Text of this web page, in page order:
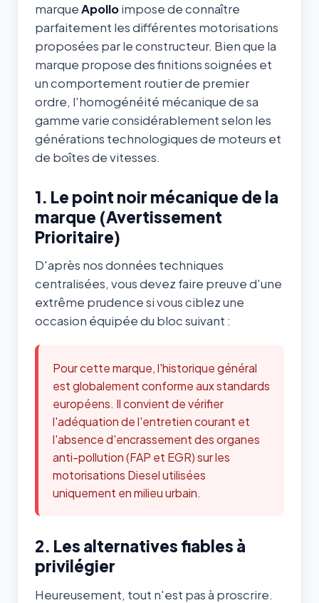
marqueApolloimpose de connaître
parfaitement les différentes motorisations
proposées par le constructeur. Bien que la
marque propose des finitions soignées et
un comportement routier de premier
ordre, l'homogénéité mécanique de sa
gamme varie considérablement selon les
générations technologiques de moteurs et
de boîtes de vitesses.
1. Le point noir mécanique de la
marque (Avertissement
Prioritaire)
D'après nos données techniques
centralisées, vous devez faire preuve d'une
extrême prudence si vous ciblez une
occasion équipée du bloc suivant :
Pour cette marque, l'historique général
est globalement conforme aux standards
européens. Il convient de vérifier
l'adéquation de l'entretien courant et
l'absence d'encrassement des organes
anti-pollution (FAP et EGR) sur les
motorisations Diesel utilisées
uniquement en milieu urbain.
2. Les alternatives fiables à
privilégier
Heureusement, tout n'est pas à proscrire.